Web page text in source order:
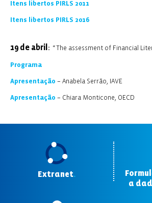
Itens libertos PIRLS 2011
Itens libertos PIRLS 2016
19 de abril : “The assessment of Financial
Programa
Apresentação – Anabela Serrão, IAVE
Apresentação – Chiara Monticone, OECD
Extranet.
a